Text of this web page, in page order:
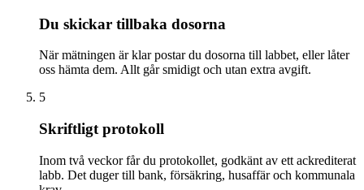
Du skickar tillbaka dosorna
När mätningen är klar postar du dosorna till labbet, eller låter
oss hämta dem. Allt går smidigt och utan extra avgift.
5
Skriftligt protokoll
Inom två veckor får du protokollet, godkänt av ett ackrediterat
labb. Det duger till bank, försäkring, husaffär och kommunala